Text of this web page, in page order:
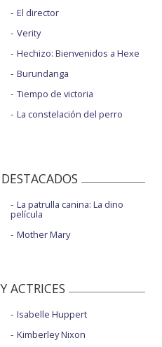
El director
Verity
Hechizo: Bienvenidos a Hexe
Burundanga
Tiempo de victoria
La constelación del perro
La patrulla canina: La dino
película
Mother Mary
ACTRICES
Isabelle Huppert
Kimberley Nixon